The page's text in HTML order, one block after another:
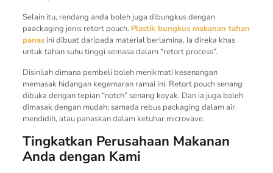
Selain itu, rendang anda boleh juga dibungkus dengan
paackaging jenis retort pouch. Plastik bungkus makanan tahan
panasini dibuat daripada material berlamina. Ia direka khas
untuk tahan suhu tinggi semasa dalam “retort process”.
Disinilah dimana pembeli boleh menikmati kesenangan
memasak hidangan kegemaran ramai ini. Retort pouch senang
dibuka dengan tepian “notch” senang koyak. Dan ia juga boleh
dimasak dengan mudah; samada rebus packaging dalam air
mendidih, atau panaskan dalam ketuhar microvave.
Tingkatkan Perusahaan Makanan
Anda dengan Kami